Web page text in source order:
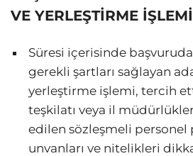
VE YERLEŞTİRME İŞLEMİ
Süresi içerisinde
gerekli şartları sağlayan
yerleştirme işlemi, tercih
teşkilatı veya il
edilen sözleşmeli personel
unvanları ve nitelikleri